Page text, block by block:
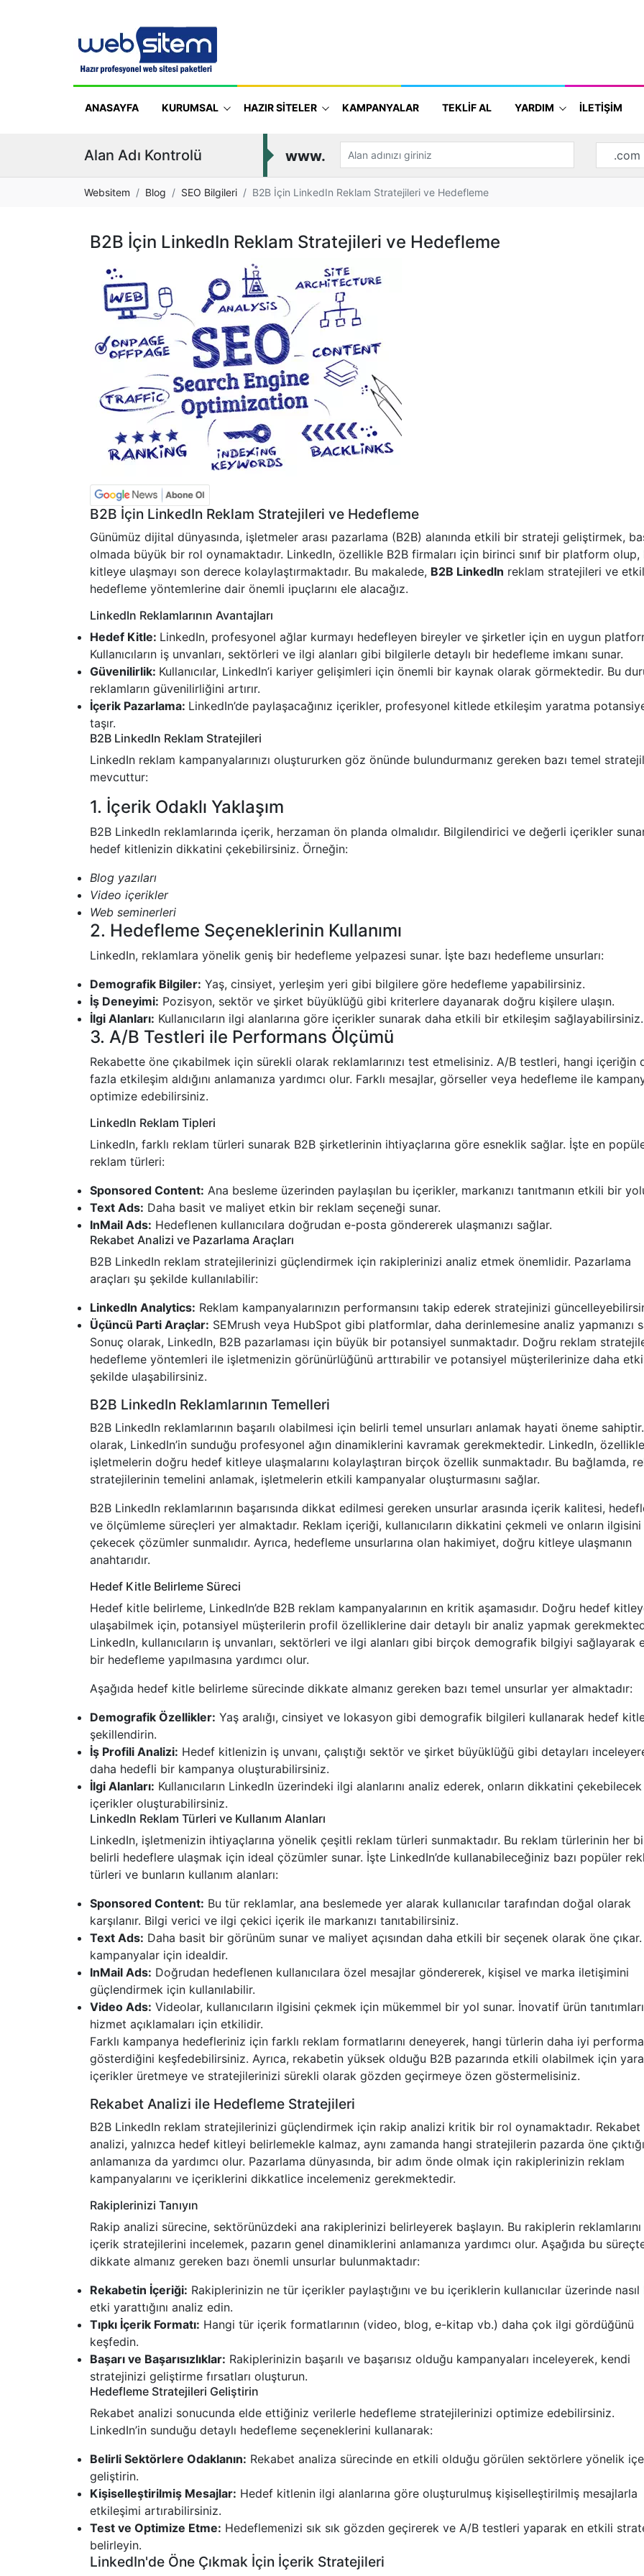
ANASAYFA KURUMSAL HAZIR SİTELER KAMPANYALAR TEKLİF AL YARDIM İLETİŞİM
Alan Adı Kontrolü www.
Websitem Blog SEO Bilgileri B2B İçin LinkedIn Reklam Stratejileri ve Hedefleme
B2B İçin LinkedIn Reklam Stratejileri ve Hedefleme
B2B İçin LinkedIn Reklam Stratejileri ve Hedefleme
Günümüz dijital dünyasında, işletmeler arası pazarlama (B2B) alanında etkili bir strateji geliştirmek,
olmada büyük bir rol oynamaktadır. LinkedIn, özellikle B2B firmaları için birinci sınıf bir platform olup,
kitleye ulaşmayı son derece kolaylaştırmaktadır. Bu makalede, B2B LinkedIn reklam stratejileri ve
hedefleme yöntemlerine dair önemli ipuçlarını ele alacağız.
LinkedIn Reklamlarının Avantajları
Hedef Kitle: LinkedIn, profesyonel ağlar kurmayı hedefleyen bireyler ve şirketler için en uygun
Kullanıcıların iş unvanları, sektörleri ve ilgi alanları gibi bilgilerle detaylı bir hedefleme imkanı sunar.
Güvenilirlik: Kullanıcılar, LinkedIn’i kariyer gelişimleri için önemli bir kaynak olarak görmektedir. Bu
reklamların güvenilirliğini artırır.
İçerik Pazarlama: LinkedIn’de paylaşacağınız içerikler, profesyonel kitlede etkileşim yaratma
taşır.
B2B LinkedIn Reklam Stratejileri
LinkedIn reklam kampanyalarınızı oluştururken göz önünde bulundurmanız gereken bazı temel
mevcuttur:
1. İçerik Odaklı Yaklaşım
B2B LinkedIn reklamlarında içerik, herzaman ön planda olmalıdır. Bilgilendirici ve değerli içerikler
hedef kitlenizin dikkatini çekebilirsiniz. Örneğin:
Blog yazıları
Video içerikler
Web seminerleri
2. Hedefleme Seçeneklerinin Kullanımı
LinkedIn, reklamlara yönelik geniş bir hedefleme yelpazesi sunar. İşte bazı hedefleme unsurları:
Demografik Bilgiler: Yaş, cinsiyet, yerleşim yeri gibi bilgilere göre hedefleme yapabilirsiniz.
İş Deneyimi: Pozisyon, sektör ve şirket büyüklüğü gibi kriterlere dayanarak doğru kişilere ulaşın.
İlgi Alanları: Kullanıcıların ilgi alanlarına göre içerikler sunarak daha etkili bir etkileşim sağlayabilirsiniz.
3. A/B Testleri ile Performans Ölçümü
Rekabette öne çıkabilmek için sürekli olarak reklamlarınızı test etmelisiniz. A/B testleri, hangi içeriğin
fazla etkileşim aldığını anlamanıza yardımcı olur. Farklı mesajlar, görseller veya hedefleme ile
optimize edebilirsiniz.
LinkedIn Reklam Tipleri
LinkedIn, farklı reklam türleri sunarak B2B şirketlerinin ihtiyaçlarına göre esneklik sağlar. İşte en
reklam türleri:
Sponsored Content: Ana besleme üzerinden paylaşılan bu içerikler, markanızı tanıtmanın etkili bir
Text Ads: Daha basit ve maliyet etkin bir reklam seçeneği sunar.
InMail Ads: Hedeflenen kullanıcılara doğrudan e-posta göndererek ulaşmanızı sağlar.
Rekabet Analizi ve Pazarlama Araçları
B2B LinkedIn reklam stratejilerinizi güçlendirmek için rakiplerinizi analiz etmek önemlidir. Pazarlama
araçları şu şekilde kullanılabilir:
LinkedIn Analytics: Reklam kampanyalarınızın performansını takip ederek stratejinizi
Üçüncü Parti Araçlar: SEMrush veya HubSpot gibi platformlar, daha derinlemesine analiz yapmanızı
Sonuç olarak, LinkedIn, B2B pazarlaması için büyük bir potansiyel sunmaktadır. Doğru reklam
hedefleme yöntemleri ile işletmenizin görünürlüğünü arttırabilir ve potansiyel müşterilerinize daha
şekilde ulaşabilirsiniz.
B2B LinkedIn Reklamlarının Temelleri
B2B LinkedIn reklamlarının başarılı olabilmesi için belirli temel unsurları anlamak hayati öneme
olarak, LinkedIn’in sunduğu profesyonel ağın dinamiklerini kavramak gerekmektedir. LinkedIn, özellikle
işletmelerin doğru hedef kitleye ulaşmalarını kolaylaştıran birçok özellik sunmaktadır. Bu bağlamda,
stratejilerinin temelini anlamak, işletmelerin etkili kampanyalar oluşturmasını sağlar.
B2B LinkedIn reklamlarının başarısında dikkat edilmesi gereken unsurlar arasında içerik kalitesi,
ve ölçümleme süreçleri yer almaktadır. Reklam içeriği, kullanıcıların dikkatini çekmeli ve onların ilgisini
çekecek çözümler sunmalıdır. Ayrıca, hedefleme unsurlarına olan hakimiyet, doğru kitleye ulaşmanın
anahtarıdır.
Hedef Kitle Belirleme Süreci
Hedef kitle belirleme, LinkedIn’de B2B reklam kampanyalarının en kritik aşamasıdır. Doğru hedef
ulaşabilmek için, potansiyel müşterilerin profil özelliklerine dair detaylı bir analiz yapmak
LinkedIn, kullanıcıların iş unvanları, sektörleri ve ilgi alanları gibi birçok demografik bilgiyi sağlayarak
bir hedefleme yapılmasına yardımcı olur.
Aşağıda hedef kitle belirleme sürecinde dikkate almanız gereken bazı temel unsurlar yer almaktadır:
Demografik Özellikler: Yaş aralığı, cinsiyet ve lokasyon gibi demografik bilgileri kullanarak hedef
şekillendirin.
İş Profili Analizi: Hedef kitlenizin iş unvanı, çalıştığı sektör ve şirket büyüklüğü gibi detayları
daha hedefli bir kampanya oluşturabilirsiniz.
İlgi Alanları: Kullanıcıların LinkedIn üzerindeki ilgi alanlarını analiz ederek, onların dikkatini çekebilecek
içerikler oluşturabilirsiniz.
LinkedIn Reklam Türleri ve Kullanım Alanları
LinkedIn, işletmenizin ihtiyaçlarına yönelik çeşitli reklam türleri sunmaktadır. Bu reklam türlerinin her
belirli hedeflere ulaşmak için ideal çözümler sunar. İşte LinkedIn’de kullanabileceğiniz bazı popüler
türleri ve bunların kullanım alanları:
Sponsored Content: Bu tür reklamlar, ana beslemede yer alarak kullanıcılar tarafından doğal olarak
karşılanır. Bilgi verici ve ilgi çekici içerik ile markanızı tanıtabilirsiniz.
Text Ads: Daha basit bir görünüm sunar ve maliyet açısından daha etkili bir seçenek olarak öne çıkar.
kampanyalar için idealdir.
InMail Ads: Doğrudan hedeflenen kullanıcılara özel mesajlar göndererek, kişisel ve marka iletişimini
güçlendirmek için kullanılabilir.
Video Ads: Videolar, kullanıcıların ilgisini çekmek için mükemmel bir yol sunar. İnovatif ürün
hizmet açıklamaları için etkilidir.
Farklı kampanya hedefleriniz için farklı reklam formatlarını deneyerek, hangi türlerin daha iyi
gösterdiğini keşfedebilirsiniz. Ayrıca, rekabetin yüksek olduğu B2B pazarında etkili olabilmek için
içerikler üretmeye ve stratejilerinizi sürekli olarak gözden geçirmeye özen göstermelisiniz.
Rekabet Analizi ile Hedefleme Stratejileri
B2B LinkedIn reklam stratejilerinizi güçlendirmek için rakip analizi kritik bir rol oynamaktadır. Rekabet
analizi, yalnızca hedef kitleyi belirlemekle kalmaz, aynı zamanda hangi stratejilerin pazarda öne
anlamanıza da yardımcı olur. Pazarlama dünyasında, bir adım önde olmak için rakiplerinizin reklam
kampanyalarını ve içeriklerini dikkatlice incelemeniz gerekmektedir.
Rakiplerinizi Tanıyın
Rakip analizi sürecine, sektörünüzdeki ana rakiplerinizi belirleyerek başlayın. Bu rakiplerin
içerik stratejilerini incelemek, pazarın genel dinamiklerini anlamanıza yardımcı olur. Aşağıda bu
dikkate almanız gereken bazı önemli unsurlar bulunmaktadır:
Rekabetin İçeriği: Rakiplerinizin ne tür içerikler paylaştığını ve bu içeriklerin kullanıcılar üzerinde nasıl
etki yarattığını analiz edin.
Tıpkı İçerik Formatı: Hangi tür içerik formatlarının (video, blog, e-kitap vb.) daha çok ilgi gördüğünü
keşfedin.
Başarı ve Başarısızlıklar: Rakiplerinizin başarılı ve başarısız olduğu kampanyaları inceleyerek, kendi
stratejinizi geliştirme fırsatları oluşturun.
Hedefleme Stratejileri Geliştirin
Rekabet analizi sonucunda elde ettiğiniz verilerle hedefleme stratejilerinizi optimize edebilirsiniz.
LinkedIn’in sunduğu detaylı hedefleme seçeneklerini kullanarak:
Belirli Sektörlere Odaklanın: Rekabet analiza sürecinde en etkili olduğu görülen sektörlere yönelik
geliştirin.
Kişiselleştirilmiş Mesajlar: Hedef kitlenin ilgi alanlarına göre oluşturulmuş kişiselleştirilmiş mesajlarla
etkileşimi artırabilirsiniz.
Test ve Optimize Etme: Hedeflemenizi sık sık gözden geçirerek ve A/B testleri yaparak en etkili
belirleyin.
LinkedIn'de Öne Çıkmak İçin İçerik Stratejileri